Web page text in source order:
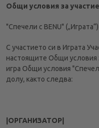
Общи условия за
"Спечели с BENU" („Играта“)
С участието си в Играта
настоящите Общи условия
игра Общи условия
долу, както следва:
|ОРГАНИЗАТОР|
ЗАЩИТА НА
УВЕДОМЛЕНИЕ ЗА
УВЕДОМЛЕНИЕ ЗА
ДАННИ ПРИ